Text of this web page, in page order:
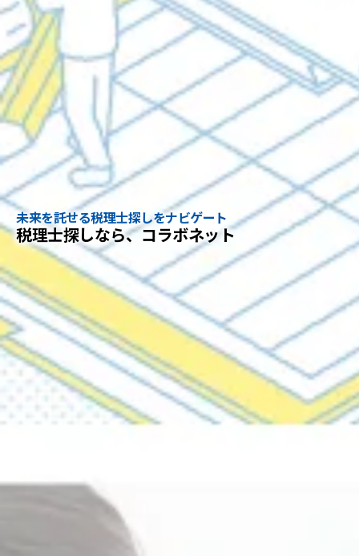
未来を託せる税理士探しをナビゲート
税理士探しなら、コラボネット